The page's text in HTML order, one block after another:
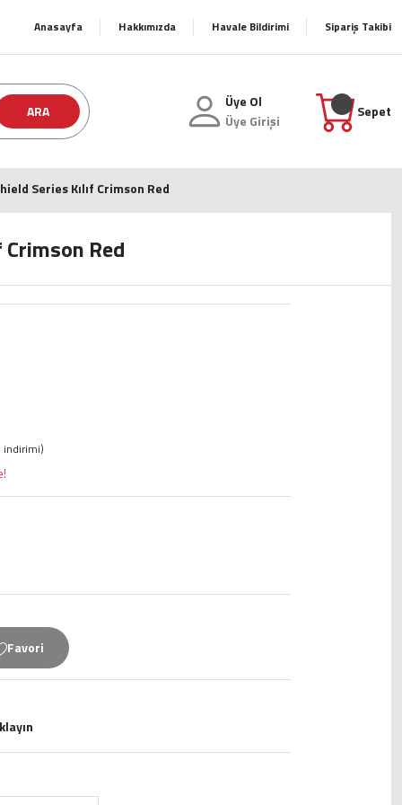
Anasayfa Hakkımızda Havale Bildirimi Sipariş Takibi
ARA
Üye Ol
Üye Girişi
Sepet
Series Kılıf Crimson Red
Red
indirimi)